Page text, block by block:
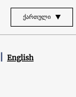
ᲥᲐᲠᲗᲣᲚᲘ
English